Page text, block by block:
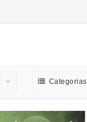
Categorias